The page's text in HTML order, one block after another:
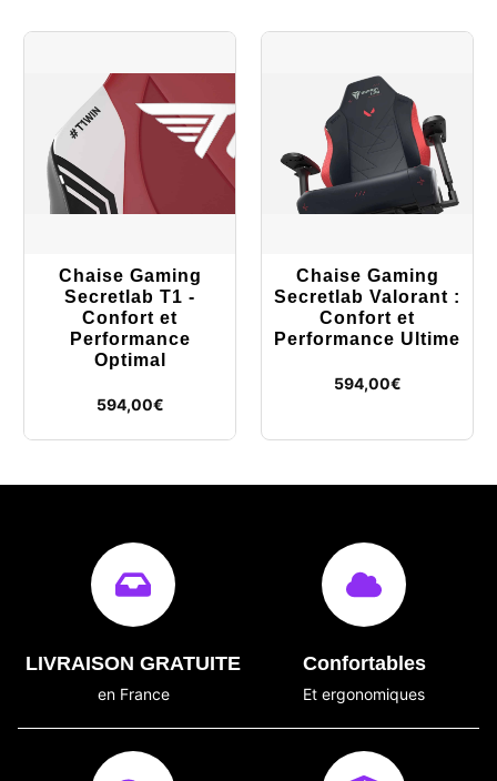
Chaise Gaming
Secretlab T1 -
Confort et
Performance
Optimal
594,00€
Chaise Gaming
Secretlab Valorant :
Confort et
Performance Ultime
594,00€
LIVRAISON GRATUITE
en France
Confortables
Et ergonomiques